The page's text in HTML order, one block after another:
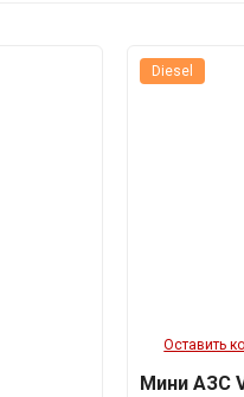
Diesel
Оставить
Мини АЗС